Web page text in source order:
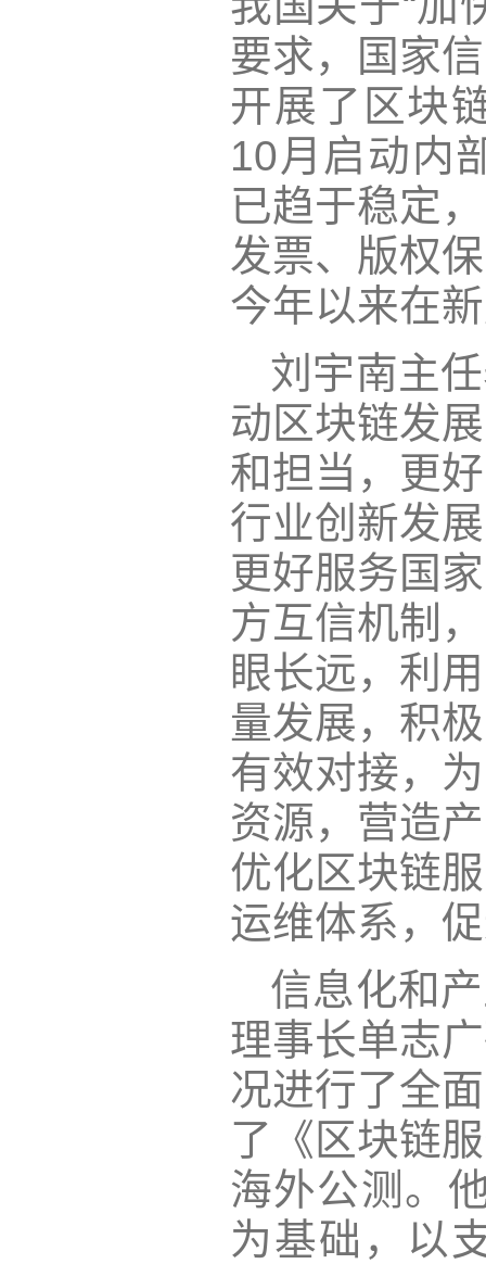
要求，国家
开展了区块
10月启动内
已趋于稳定
发票、版权
今年以来在
刘宇南主
动区块链发
和担当，更
行业创新发
更好服务国
方互信机制
眼长远，利
量发展，积
有效对接，
资源，营造
优化区块链
运维体系，
信息化和
理事长单志
况进行了全
了《区块链
海外公测。
为基础，以